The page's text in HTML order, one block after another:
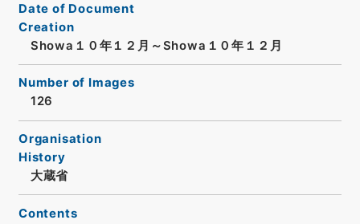
Date of Document
Creation
Showa１０年１２月～Showa１０年１２月
Number of Images
126
Organisation
History
大蔵省
Contents